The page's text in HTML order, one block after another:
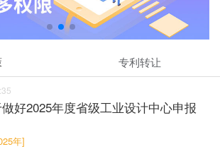
专利转让
好2025年度省级工业设计中心申报
年]